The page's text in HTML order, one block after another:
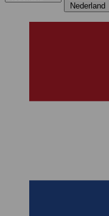
Nederland